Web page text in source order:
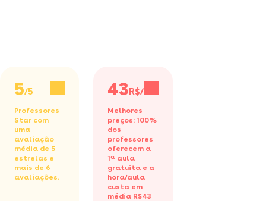
5/5
Professores
Star com
uma
avaliação
média de 5
estrelas e
mais de 6
avaliações.
43R$/h
Melhores
preços: 100%
dos
professores
oferecem a
1ª aula
gratuita e a
hora/aula
custa em
média R$43